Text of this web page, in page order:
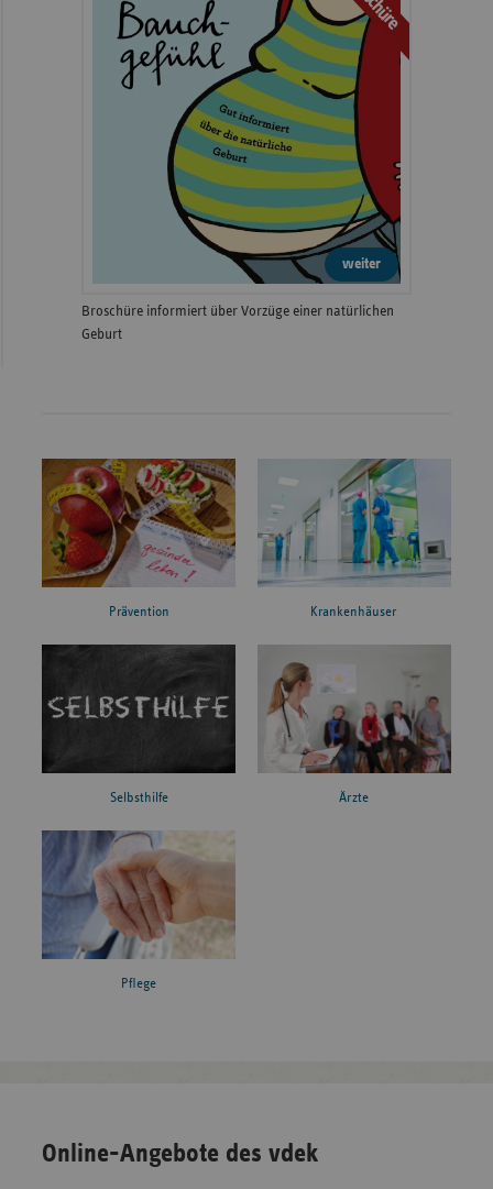
weiter
Broschüre informiert über Vorzüge einer natürlichen
Geburt
Prävention Krankenhäuser
Selbsthilfe Ärzte
Pflege
Online-Angebote des vdek